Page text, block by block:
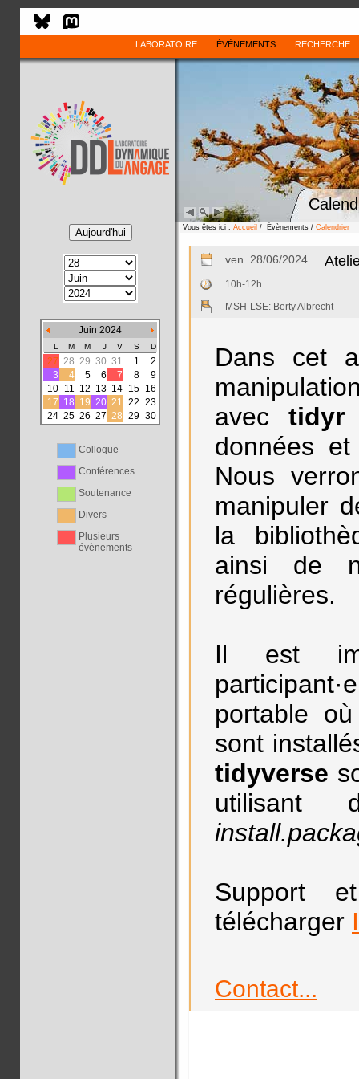
LABORATOIRE ÉVÈNEMENTS RECHERCHE
Juin 2024
L M M J V S D
27 28 29 30 31 1
2
3
4 5 6 7 8
9
10 11 12 13 14 15 16
17 18 19 20 21 22 23
24 25 26 27 28 29 30
Colloque
Conférences
Soutenance
Divers
Plusieurs
évènements
Vous êtes ici : Accueil / Évènements / Calendrier
ven. 28/06/2024
10h-12h
MSH-LSE: Berty Albrecht
Dans cet
avec tidyr
données
Nous
manipuler
la
ainsi de
régulières.
Il est
portable
sont
tidyverse
utilisant
Support
télécharger
Contact...